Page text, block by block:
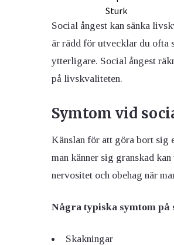
Social ångest kan sänka
är rädd för utvecklar du ofta
ytterligare. Social ångest
på livskvaliteten.
Symtom vid
Känslan för att göra bort sig
man känner sig granskad
nervositet och obehag när
Några typiska symtom på
Skakningar